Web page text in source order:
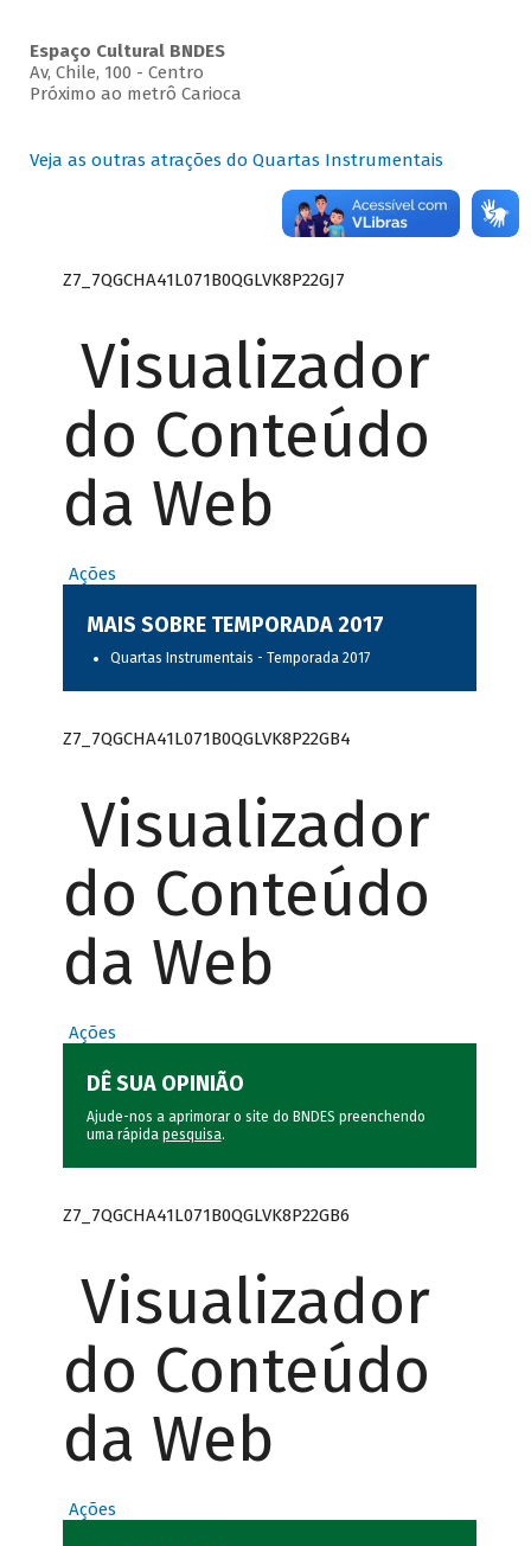
Espaço Cultural BNDES
Av, Chile, 100 - Centro
Próximo ao metrô Carioca
Veja as outras atrações do Quartas Instrumentais
Z7_7QGCHA41L071B0QGLVK8P22GJ7
Visualizador
do Conteúdo
da Web
Ações
MAIS SOBRE TEMPORADA 2017
Quartas Instrumentais - Temporada 2017
Z7_7QGCHA41L071B0QGLVK8P22GB4
Visualizador
do Conteúdo
da Web
Ações
DÊ SUA OPINIÃO
Ajude-nos a aprimorar o site do BNDES preenchendo
uma rápida pesquisa.
Z7_7QGCHA41L071B0QGLVK8P22GB6
Visualizador
do Conteúdo
da Web
Ações